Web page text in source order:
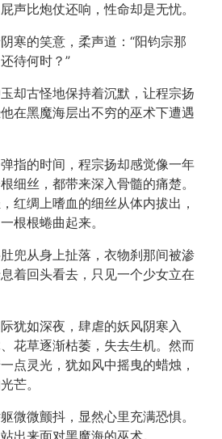
声比炮仗还响，性命却是无忧。
寒的笑意，柔声道：“阳钧宗那
待何时？”
却古怪地保持着沉默，让程宗扬
在黑魔海层出不穷的巫术下遭遇
指的时间，程宗扬却感觉像一年
细丝，都带来深入骨髓的痛楚。
红绸上嗜血的细丝从体内拔出，
根根蜷曲起来。
兜从身上扯落，衣物刹那间被渗
着回头看去，只见一个少女立在
犹如深夜，肆虐的妖风阴寒入
花草逐渐枯萎，失去生机。然而
点灵光，犹如风中摇曳的蜡烛，
芒。
微微颤抖，显然心里充满恐惧。
出来面对黑魔海的巫术。